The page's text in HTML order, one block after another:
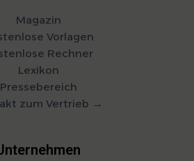
Magazin
Vorlagen
Rechner
Lexikon
Pressebereich
zum Vertrieb